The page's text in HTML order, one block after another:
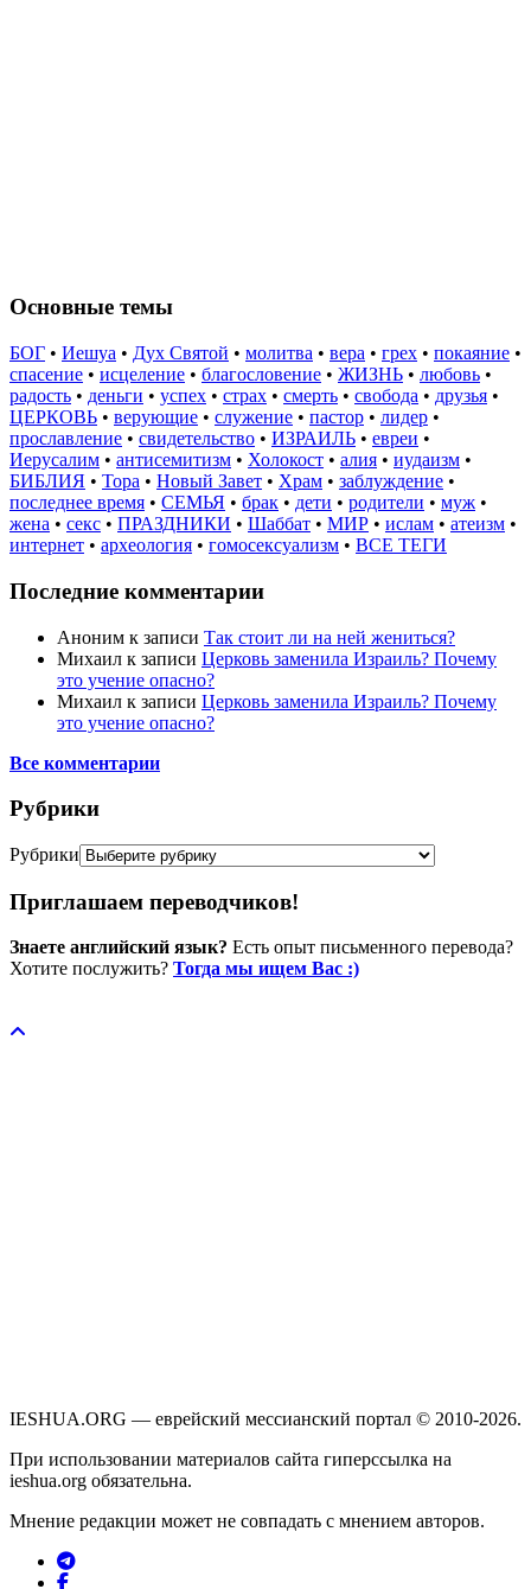
Основные темы
БОГ • Иешуа • Дух Святой • молитва • вера • грех • покаяние •
спасение • исцеление • благословение • ЖИЗНЬ • любовь •
радость • деньги • успех • страх • смерть • свобода • друзья •
ЦЕРКОВЬ • верующие • служение • пастор • лидер •
прославление • свидетельство • ИЗРАИЛЬ • евреи •
Иерусалим • антисемитизм • Холокост • алия • иудаизм •
БИБЛИЯ • Тора • Новый Завет • Храм • заблуждение •
последнее время • СЕМЬЯ • брак • дети • родители • муж •
жена • секс • ПРАЗДНИКИ • Шаббат • МИР • ислам • атеизм •
интернет • археология • гомосексуализм • ВСЕ ТЕГИ
Последние комментарии
Аноним к записи Так стоит ли на ней жениться?
Михаил к записи Церковь заменила Израиль? Почему
это учение опасно?
Михаил к записи Церковь заменила Израиль? Почему
это учение опасно?
Все комментарии
Рубрики
Рубрики
Приглашаем переводчиков!
Знаете английский язык? Есть опыт письменного перевода?
Хотите послужить? Тогда мы ищем Вас :)
IESHUA.ORG — еврейский мессианский портал © 2010-2026.
При использовании материалов сайта гиперссылка на
ieshua.org обязательна.
Мнение редакции может не совпадать с мнением авторов.